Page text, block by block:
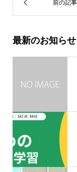
最新のお知らせ